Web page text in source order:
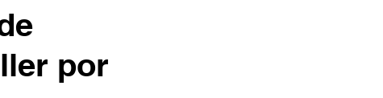
por